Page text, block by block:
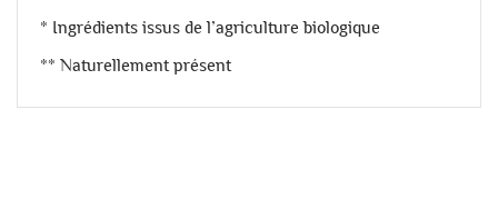
* Ingrédients issus de l’agriculture biologique
** Naturellement présent